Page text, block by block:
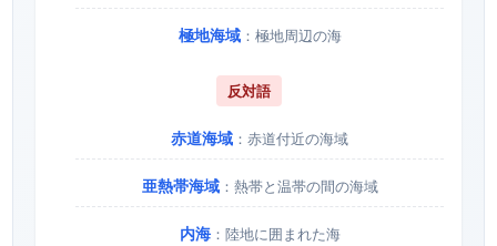
極地海域：極地周辺の海
反対語
赤道海域 ：赤道付近の海域
亜熱帯海域：熱帯と温帯の間の海域
内海：陸地に囲まれた海